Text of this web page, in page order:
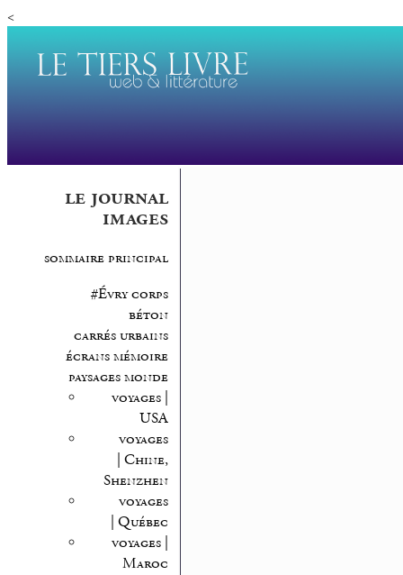
<
le journal
images
sommaire principal
#Évry corps
béton
carrés urbains
écrans mémoire
paysages monde
voyages |
USA
voyages
| Chine,
Shenzhen
voyages
| Québec
voyages |
Maroc